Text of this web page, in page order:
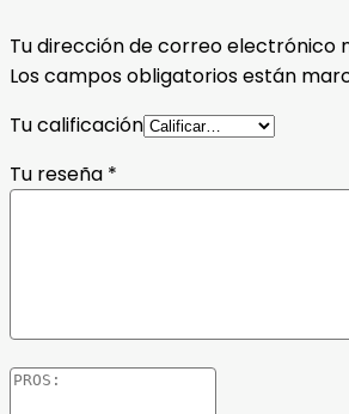
Tu dirección de correo electrónico
Los campos obligatorios están
Tu calificación
Tu reseña *